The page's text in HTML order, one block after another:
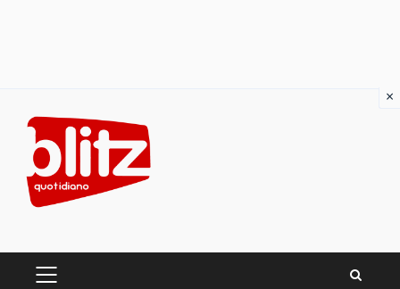
content
PRIMARY
×